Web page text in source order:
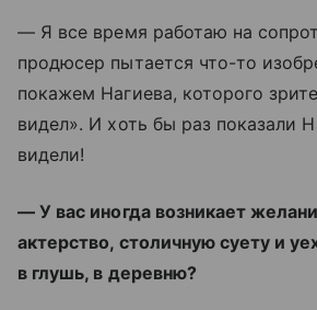
— Я все время работаю на
продюсер пытается что-то
покажем Нагиева, которого
видел». И хоть бы раз показали
видели!
— У вас иногда возникает
актерство, столичную суету и
в глушь, в деревню?